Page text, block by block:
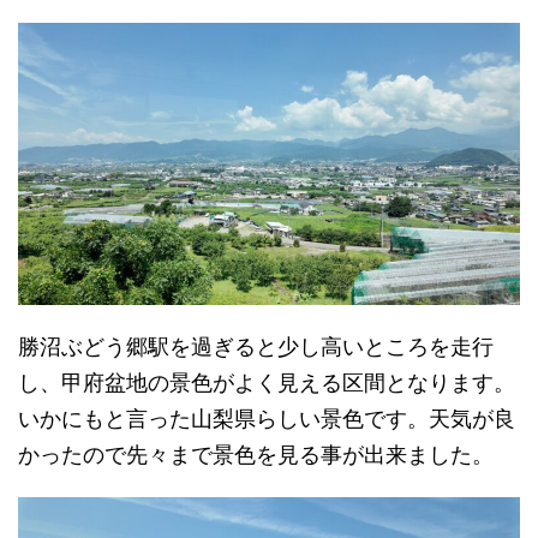
勝沼ぶどう郷駅を過ぎると少し高いところを走行
し、甲府盆地の景色がよく見える区間となります。
いかにもと言った山梨県らしい景色です。天気が良
かったので先々まで景色を見る事が出来ました。